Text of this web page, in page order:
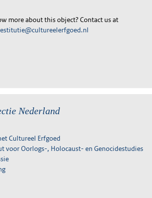
more about this object? Contact us at
Nederland
Cultureel Erfgoed
voor Oorlogs-, Holocaust- en Genocidestudies